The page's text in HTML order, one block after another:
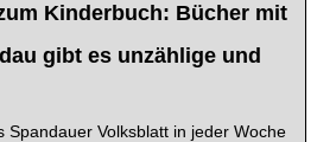
Kinderbuch: Bücher mit
gibt es unzählige und
Spandauer Volksblatt in jeder Woche